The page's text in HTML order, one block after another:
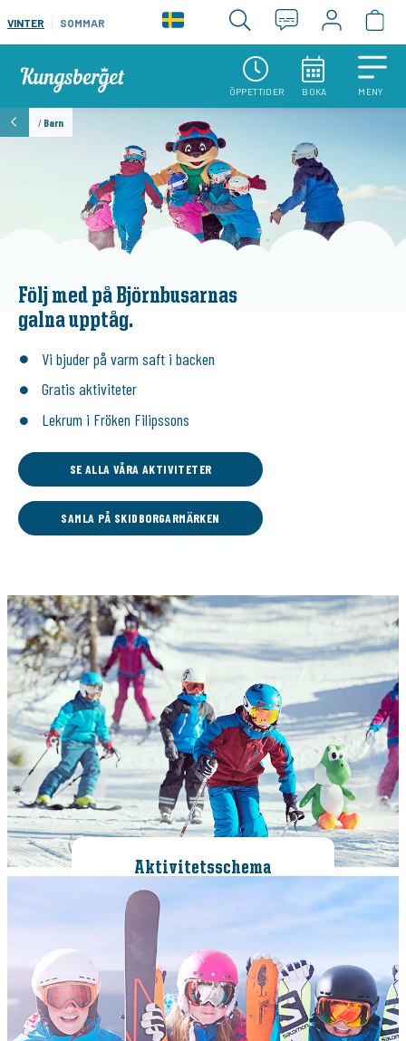
ÖPPETTIDER BOKA MENY
/ Barn
VINTER SOMMAR
Följ med på Björnbusarnas
galna upptåg.
Vi bjuder på varm saft i backen
Gratis aktiviteter
Lekrum i Fröken Filipssons
SE ALLA VÅRA AKTIVITETER
SAMLA PÅ SKIDBORGARMÄRKEN
Aktivitetsschema